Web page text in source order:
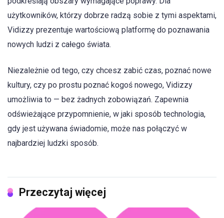
użytkowników, którzy dobrze radzą sobie z tymi aspektami,
Vidizzy prezentuje wartościową platformę do poznawania
nowych ludzi z całego świata.
Niezależnie od tego, czy chcesz zabić czas, poznać nowe
kultury, czy po prostu poznać kogoś nowego, Vidizzy
umożliwia to — bez żadnych zobowiązań. Zapewnia
odświeżające przypomnienie, w jaki sposób technologia,
gdy jest używana świadomie, może nas połączyć w
najbardziej ludzki sposób.
Przeczytaj więcej